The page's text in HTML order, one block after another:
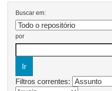
Buscar em:
por
Filtros correntes: